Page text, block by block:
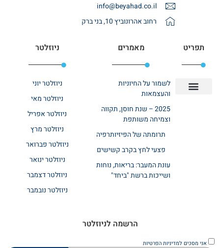
info@beyahad.co.il
רחוב אהרונוביץ 10, בני ברק
תפריט מאמרים
לשמור על החיוניות
והעצמאות
2025 – שנת חוסן, תקווה
וצמיחה משותפת
תרומתה של הפיזיותרפיה
פצעי לחץ בקרב קשישים
עונת המעבר: בריאות, נוחות
ושייכות ברשת "ביחד"
ניוזלטר
ניוזלטר יוני
ניוזלטר מאי
ניוזלטר אפריל
ניוזלטר מרץ
ניוזלטר פברואר
ניוזלטר ינואר
ניוזלטר דצמבר
ניוזלטר נובמבר
הרשמה לניוזלטר
אני מסכים למדיניות הפרטיות